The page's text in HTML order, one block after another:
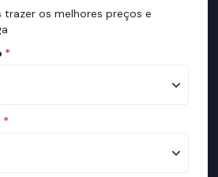
trazer os melhores preços e
*
*